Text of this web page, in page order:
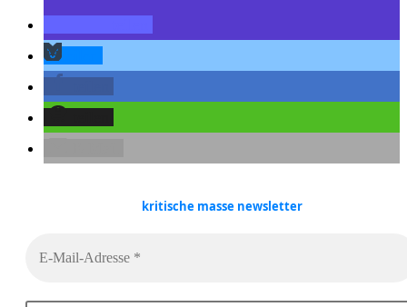
kritische masse newsletter